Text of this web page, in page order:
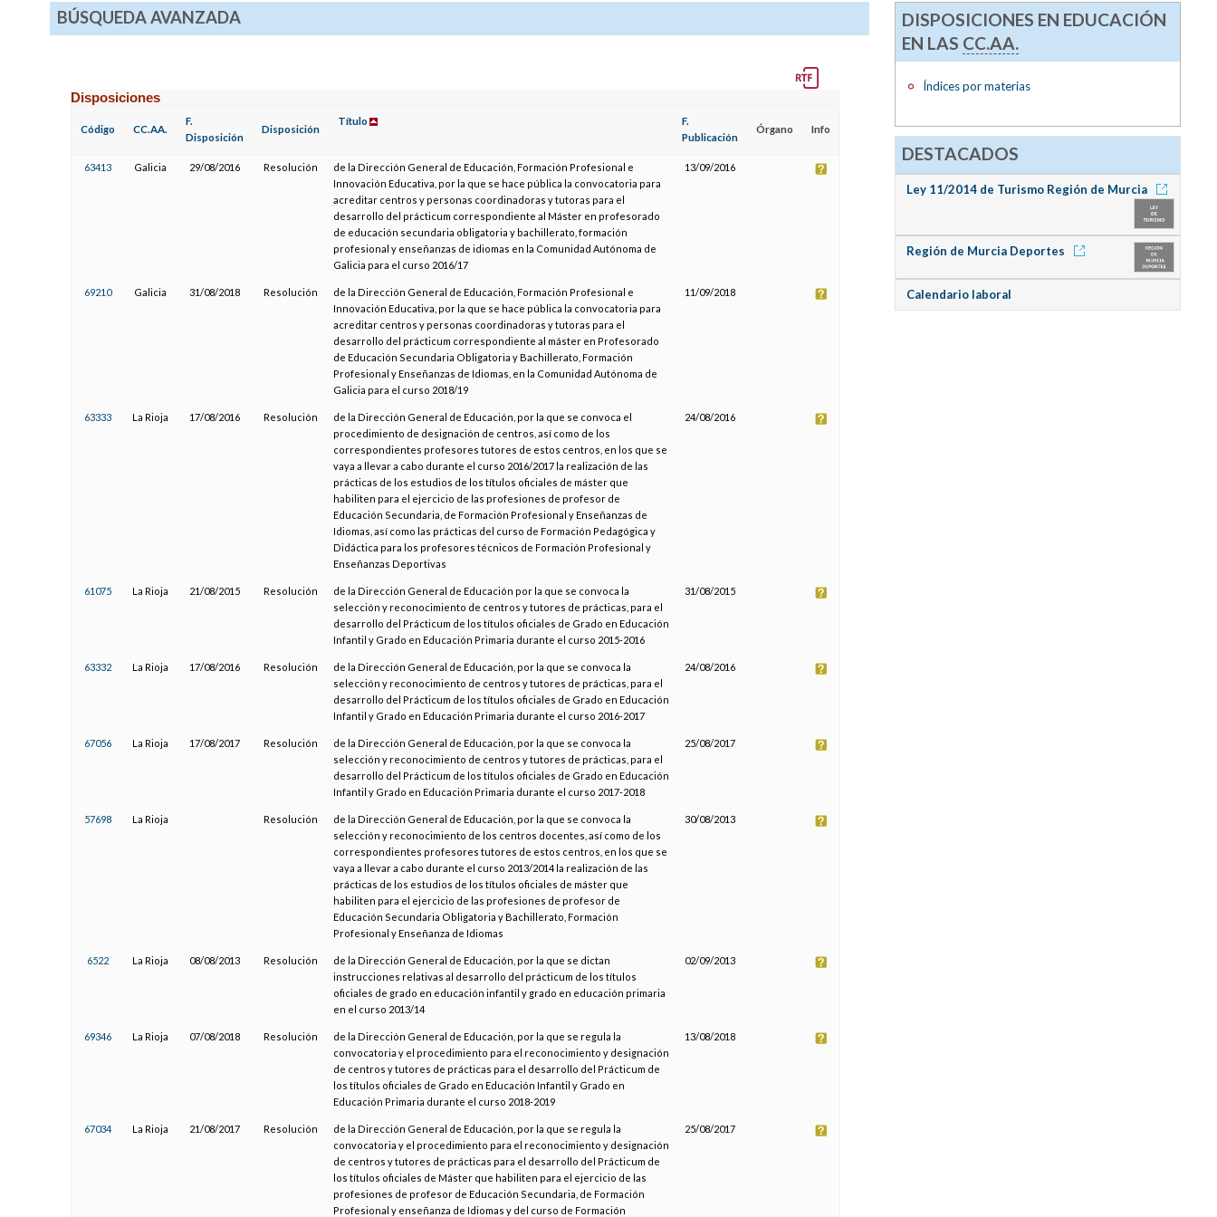
BÚSQUEDA AVANZADA
Disposiciones
Código CC.AA.
F.
Disposición
Disposición
Título
F.
Publicación
Órgano Info
63413 Galicia 29/08/2016 Resolución
de la Dirección General de Educación, Formación Profesional e
Innovación Educativa, por la que se hace pública la convocatoria para
acreditar centros y personas coordinadoras y tutoras para el
desarrollo del prácticum correspondiente al Máster en profesorado
de educación secundaria obligatoria y bachillerato, formación
profesional y enseñanzas de idiomas en la Comunidad Autónoma de
Galicia para el curso 2016/17
13/09/2016
69210 Galicia 31/08/2018 Resolución
de la Dirección General de Educación, Formación Profesional e
Innovación Educativa, por la que se hace pública la convocatoria para
acreditar centros y personas coordinadoras y tutoras para el
desarrollo del prácticum correspondiente al máster en Profesorado
de Educación Secundaria Obligatoria y Bachillerato, Formación
Profesional y Enseñanzas de Idiomas, en la Comunidad Autónoma de
Galicia para el curso 2018/19
11/09/2018
63333 La Rioja 17/08/2016 Resolución
de la Dirección General de Educación, por la que se convoca el
procedimiento de designación de centros, así como de los
correspondientes profesores tutores de estos centros, en los que se
vaya a llevar a cabo durante el curso 2016/2017 la realización de las
prácticas de los estudios de los títulos oficiales de máster que
habiliten para el ejercicio de las profesiones de profesor de
Educación Secundaria, de Formación Profesional y Enseñanzas de
Idiomas, así como las prácticas del curso de Formación Pedagógica y
Didáctica para los profesores técnicos de Formación Profesional y
Enseñanzas Deportivas
24/08/2016
61075 La Rioja 21/08/2015 Resolución
de la Dirección General de Educación por la que se convoca la
selección y reconocimiento de centros y tutores de prácticas, para el
desarrollo del Prácticum de los títulos oficiales de Grado en Educación
Infantil y Grado en Educación Primaria durante el curso 2015-2016
31/08/2015
63332 La Rioja 17/08/2016 Resolución
de la Dirección General de Educación, por la que se convoca la
selección y reconocimiento de centros y tutores de prácticas, para el
desarrollo del Prácticum de los títulos oficiales de Grado en Educación
Infantil y Grado en Educación Primaria durante el curso 2016-2017
24/08/2016
67056 La Rioja 17/08/2017 Resolución
de la Dirección General de Educación, por la que se convoca la
selección y reconocimiento de centros y tutores de prácticas, para el
desarrollo del Prácticum de los títulos oficiales de Grado en Educación
Infantil y Grado en Educación Primaria durante el curso 2017-2018
25/08/2017
57698 La Rioja Resolución
de la Dirección General de Educación, por la que se convoca la
selección y reconocimiento de los centros docentes, así como de los
correspondientes profesores tutores de estos centros, en los que se
vaya a llevar a cabo durante el curso 2013/2014 la realización de las
prácticas de los estudios de los títulos oficiales de máster que
habiliten para el ejercicio de las profesiones de profesor de
Educación Secundaria Obligatoria y Bachillerato, Formación
Profesional y Enseñanza de Idiomas
30/08/2013
6522 La Rioja 08/08/2013 Resolución
de la Dirección General de Educación, por la que se dictan
instrucciones relativas al desarrollo del prácticum de los títulos
oficiales de grado en educación infantil y grado en educación primaria
en el curso 2013/14
02/09/2013
69346 La Rioja 07/08/2018 Resolución
de la Dirección General de Educación, por la que se regula la
convocatoria y el procedimiento para el reconocimiento y designación
de centros y tutores de prácticas para el desarrollo del Prácticum de
los títulos oficiales de Grado en Educación Infantil y Grado en
Educación Primaria durante el curso 2018-2019
13/08/2018
67034 La Rioja 21/08/2017 Resolución
de la Dirección General de Educación, por la que se regula la
convocatoria y el procedimiento para el reconocimiento y designación
de centros y tutores de prácticas para el desarrollo del Prácticum de
los títulos oficiales de Máster que habiliten para el ejercicio de las
profesiones de profesor de Educación Secundaria, de Formación
Profesional y enseñanza de Idiomas y del curso de Formación
25/08/2017
DISPOSICIONES EN EDUCACIÓN
EN LAS CC.AA.
Índices por materias
DESTACADOS
Ley 11/2014 de Turismo Región de Murcia
Región de Murcia Deportes
Calendario laboral